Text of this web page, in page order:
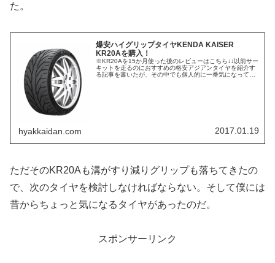
た。
爆安ハイグリップタイヤKENDA KAISER
KR20Aを購入！
※KR20Aを15か月使った後のレビューはこちら↓↓以前サー
キットを走るのにおすすめの格安アジアンタイヤを紹介す
る記事を書いたが、その中でも個人的に一番気になってい
hyakkaidan.com 2017.01.19
ただそのKR20Aも溝がすり減りグリップも落ちてきたの
で、次のタイヤを検討しなければならない。そして僕には
昔からちょっと気になるタイヤがあったのだ。
スポンサーリンク